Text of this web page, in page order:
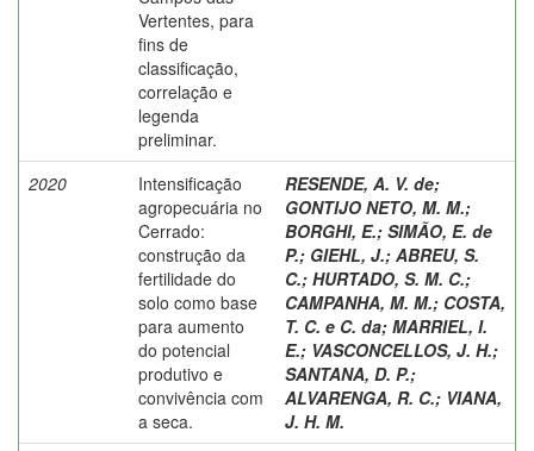
Vertentes, para
fins de
classificação,
correlação e
legenda
preliminar.
2020
Intensificação
agropecuária no
Cerrado:
construção da
fertilidade do
solo como base
para aumento
do potencial
produtivo e
convivência com
a seca.
RESENDE, A. V. de;
GONTIJO NETO, M. M.;
BORGHI, E.; SIMÃO, E. de
P.; GIEHL, J.; ABREU, S.
C.; HURTADO, S. M. C.;
CAMPANHA, M. M.; COSTA,
T. C. e C. da; MARRIEL, I.
E.; VASCONCELLOS, J. H.;
SANTANA, D. P.;
ALVARENGA, R. C.; VIANA,
J. H. M.